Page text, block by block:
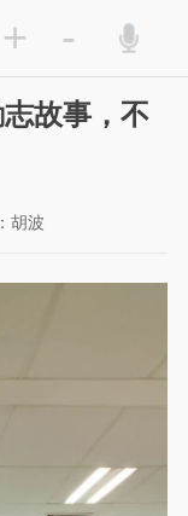
+ -
故事，不
胡波